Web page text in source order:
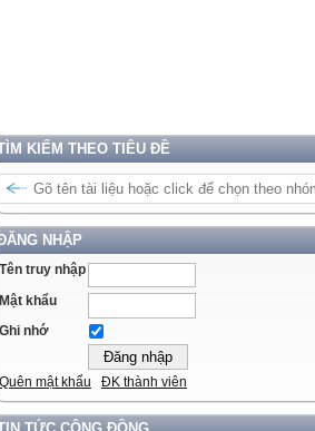
KIẾM THEO TIÊU ĐỀ
NHẬP
Tên truy nhập
Mật khẩu
Ghi nhớ
Quên mật khẩu ĐK thành viên